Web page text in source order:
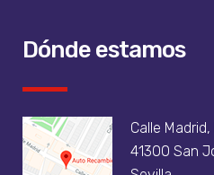
Dónde estamos
Calle Madrid,
41300 San